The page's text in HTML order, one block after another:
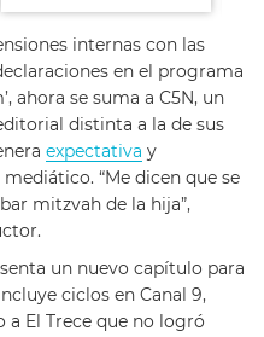
internas con las
en el programa
ahora se suma a C5N, un
distinta a la de sus
expectativa y
“Me dicen que se
mitzvah de la hija”,
un nuevo capítulo para
ciclos en Canal 9,
a El Trece que no logró